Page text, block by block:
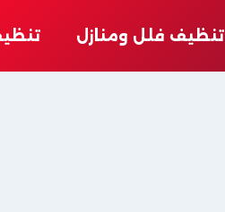
تنظيف فلل ومنازل